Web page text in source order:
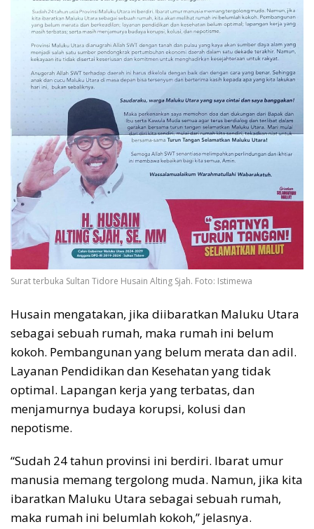
Surat terbuka Sultan Tidore Husain Alting Sjah. Foto: Istimewa
Husain mengatakan, jika diibaratkan Maluku Utara
sebagai sebuah rumah, maka rumah ini belum
kokoh. Pembangunan yang belum merata dan adil.
Layanan Pendidikan dan Kesehatan yang tidak
optimal. Lapangan kerja yang terbatas, dan
menjamurnya budaya korupsi, kolusi dan
nepotisme.
“Sudah 24 tahun provinsi ini berdiri. Ibarat umur
manusia memang tergolong muda. Namun, jika kita
ibaratkan Maluku Utara sebagai sebuah rumah,
maka rumah ini belumlah kokoh,” jelasnya.